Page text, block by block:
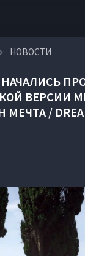
НОВОСТИ
ВЕРСИИ
МЕЧТА /